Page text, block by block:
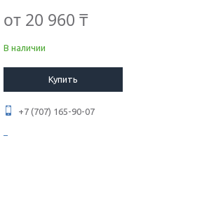
от 20 960 ₸
В наличии
Купить
+7 (707) 165-90-07